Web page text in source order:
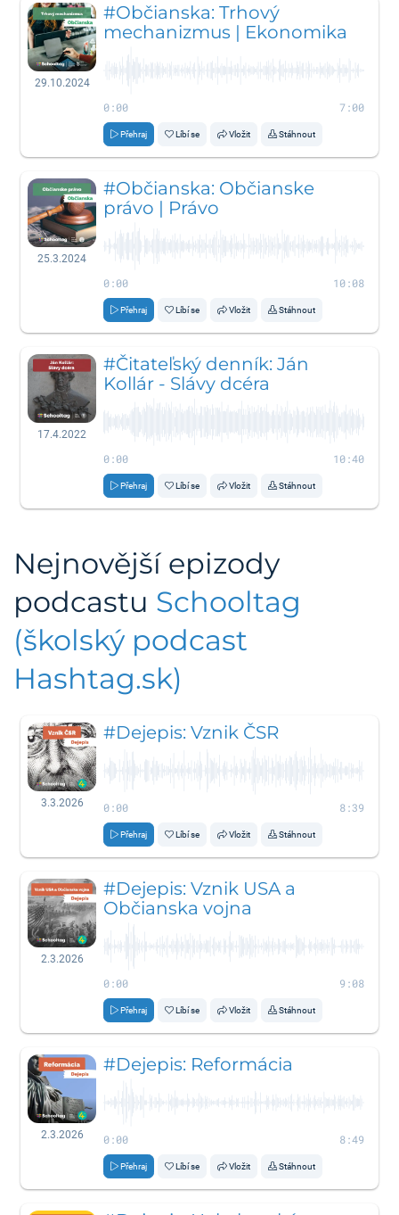
29.10.2024
#Občianska: Trhový
mechanizmus | Ekonomika
0:00 7:00
Přehraj Líbí se Vložit Stáhnout
25.3.2024
#Občianska: Občianske
právo | Právo
0:00 10:08
Přehraj Líbí se Vložit Stáhnout
17.4.2022
#Čitateľský denník: Ján
Kollár - Slávy dcéra
0:00 10:40
Přehraj Líbí se Vložit Stáhnout
Nejnovější epizody
podcastu Schooltag
(školský podcast
Hashtag.sk)
3.3.2026
#Dejepis: Vznik ČSR
0:00 8:39
Přehraj Líbí se Vložit Stáhnout
2.3.2026
#Dejepis: Vznik USA a
Občianska vojna
0:00 9:08
Přehraj Líbí se Vložit Stáhnout
2.3.2026
#Dejepis: Reformácia
0:00 8:49
Přehraj Líbí se Vložit Stáhnout